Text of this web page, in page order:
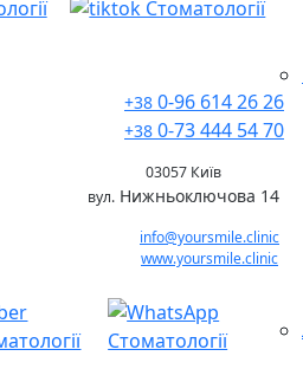
+38 0-96 614 26 26
+38 0-73 444 54 70
03057 Київ
вул. Нижньоключова 14
info@yoursmile.clinic
www.yoursmile.clinic